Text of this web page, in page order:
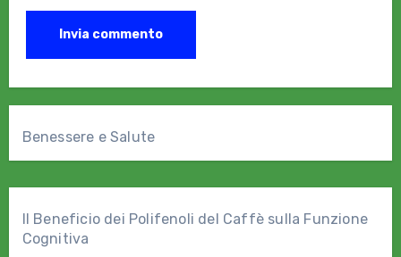
Benessere e Salute
Il Beneficio dei Polifenoli del Caffè sulla Funzione
Cognitiva